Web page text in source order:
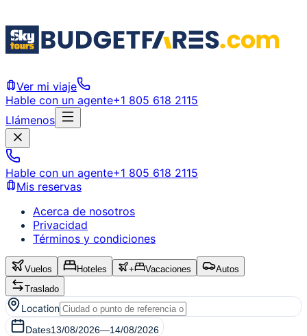
Ver mi viaje
Hable con un agente+1 805 618 2115
Llámenos
Hable con un agente+1 805 618 2115
Mis reservas
Acerca de nosotros
Privacidad
Términos y condiciones
Vuelos Hoteles + Vacaciones
Autos
Traslado
Location
Dates13/08/2026—14/08/2026